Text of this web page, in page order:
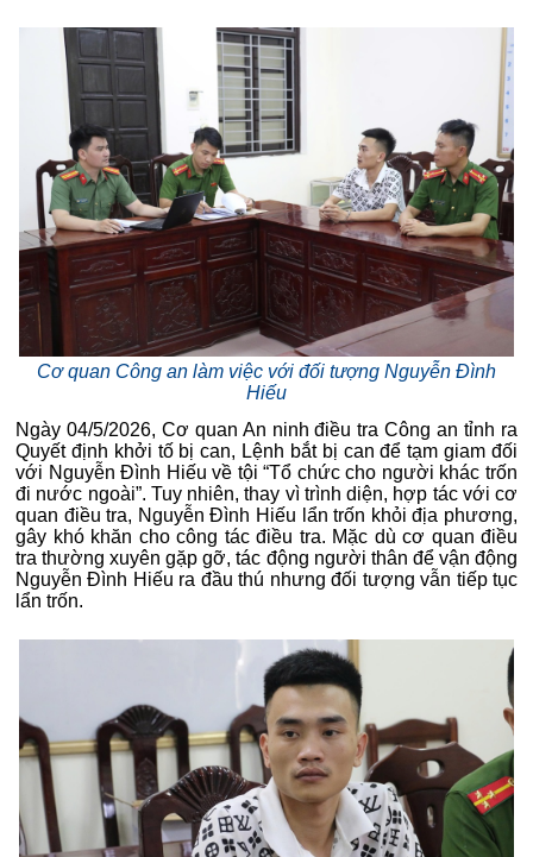
Cơ quan Công an làm việc với đối tượng Nguyễn Đình
Hiếu
Ngày 04/5/2026, Cơ quan An ninh điều tra Công an tỉnh ra
Quyết định khởi tố bị can, Lệnh bắt bị can để tạm giam đối
với Nguyễn Đình Hiếu về tội “Tổ chức cho người khác trốn
đi nước ngoài”. Tuy nhiên, thay vì trình diện, hợp tác với cơ
quan điều tra, Nguyễn Đình Hiếu lẩn trốn khỏi địa phương,
gây khó khăn cho công tác điều tra. Mặc dù cơ quan điều
tra thường xuyên gặp gỡ, tác động người thân để vận động
Nguyễn Đình Hiếu ra đầu thú nhưng đối tượng vẫn tiếp tục
lẩn trốn.